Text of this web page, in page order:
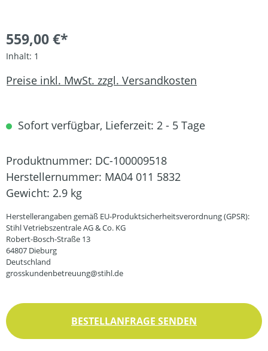
559,00 €*
Inhalt: 1
Preise inkl. MwSt. zzgl. Versandkosten
Sofort verfügbar, Lieferzeit: 2 - 5 Tage
Produktnummer: DC-100009518
Herstellernummer: MA04 011 5832
Gewicht: 2.9 kg
Herstellerangaben gemäß EU-Produktsicherheitsverordnung (GPSR):
Stihl Vetriebszentrale AG & Co. KG
Robert-Bosch-Straße 13
64807 Dieburg
Deutschland
grosskundenbetreuung@stihl.de
BESTELLANFRAGE SENDEN